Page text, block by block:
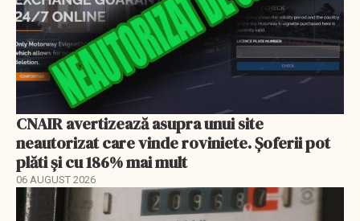
CNAIR avertizează asupra unui site
neautorizat care vinde roviniete. Șoferii pot
plăti și cu 186% mai mult
06 AUGUST 2026